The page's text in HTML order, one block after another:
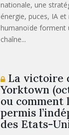
nationale, une
énergie, puces, IA
humanoïde forment
chaîne...
La victoire
Yorktown
ou comment
permis
des Etats-